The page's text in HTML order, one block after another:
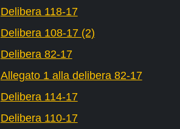
Delibera 118-17
Delibera 108-17 (2)
Delibera 82-17
Allegato 1 alla delibera 82-17
Delibera 114-17
Delibera 110-17